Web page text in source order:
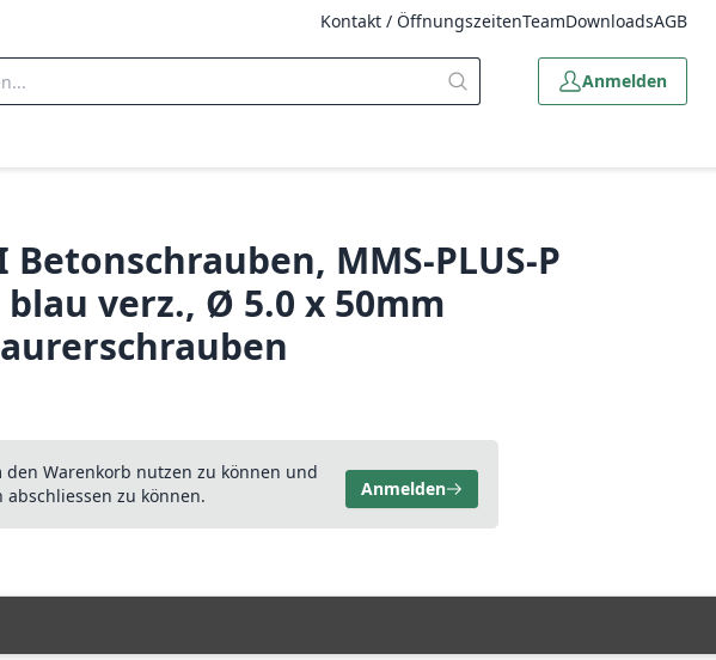
Kontakt / ÖffnungszeitenTeamDownloadsAGB
Anmelden
Betonschrauben, MMS-PLUS-P
blau verz., Ø 5.0 x 50mm
Warenkorb nutzen zu können und
zu können.
Anmelden